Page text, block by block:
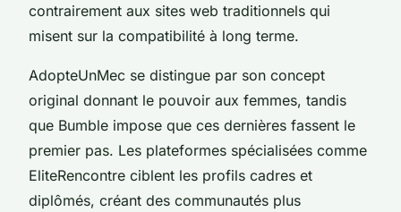
contrairement aux sites web traditionnels qui
misent sur la compatibilité à long terme.
AdopteUnMec se distingue par son concept
original donnant le pouvoir aux femmes, tandis
que Bumble impose que ces dernières fassent le
premier pas. Les plateformes spécialisées comme
EliteRencontre ciblent les profils cadres et
diplômés, créant des communautés plus